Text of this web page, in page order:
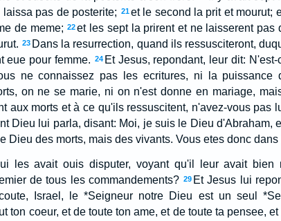
pas de posterite; 21et le second la prit et mourut;
de meme; 22 et les sept la prirent et ne laisserent pas
23 Dans la resurrection, quand ils ressusciteront,
eue pour femme. 24 Et Jesus, repondant, leur dit:
ne connaissez pas les ecritures, ni la puissance
on ne se marie, ni on n'est donne en mariage,
aux morts et à ce qu'ils ressuscitent, n'avez-vous pas
Dieu lui parla, disant: Moi, je suis le Dieu d'Abraham,
Dieu des morts, mais des vivants. Vous etes donc
les avait ouis disputer, voyant qu'il leur avait bien
de tous les commandements? 29 Et Jesus lui
Israel, le *Seigneur notre Dieu est un seul
ton coeur, et de toute ton ame, et de toute ta pensee,